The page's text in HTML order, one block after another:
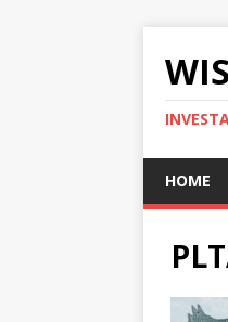
HOME